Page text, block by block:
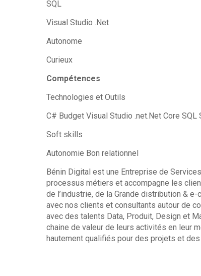
SQL
Visual Studio .Net
Autonome
Curieux
Compétences
Technologies et Outils
C# Budget Visual Studio .net.Net Core SQL
Soft skills
Autonomie Bon relationnel
Bénin Digital est une Entreprise de
processus métiers et accompagne les
de l’industrie, de la Grande distribution &
avec nos clients et consultants autour de
avec des talents Data, Produit, Design et
chaine de valeur de leurs activités en leur
hautement qualifiés pour des projets et